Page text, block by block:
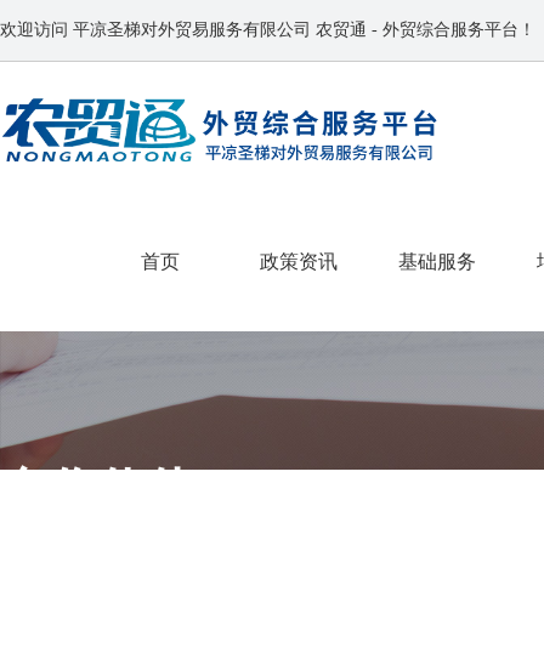
欢迎访问 平凉圣梯对外贸易服务有限公司 农贸通 - 外贸综合服务平台！
首页 政策资讯 基础服务